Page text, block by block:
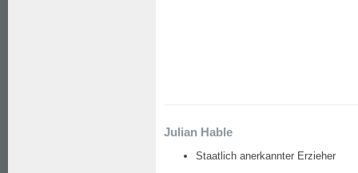
Julian Hable
Staatlich anerkannter Erzieher